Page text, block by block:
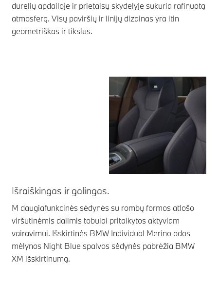
durelių apdailoje ir prietaisų skydelyje sukuria rafinuotą
atmosferą. Visų paviršių ir linijų dizainas yra itin
geometriškas ir tikslus.
Išraiškingas ir galingas.
M daugiafunkcinės sėdynės su rombų formos atlošo
viršutinėmis dalimis tobulai pritaikytos aktyviam
vairavimui. Išskirtinės BMW Individual Merino odos
mėlynos Night Blue spalvos sėdynės pabrėžia BMW
XM išskirtinumą.